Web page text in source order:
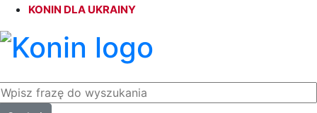
KONIN DLA UKRAINY